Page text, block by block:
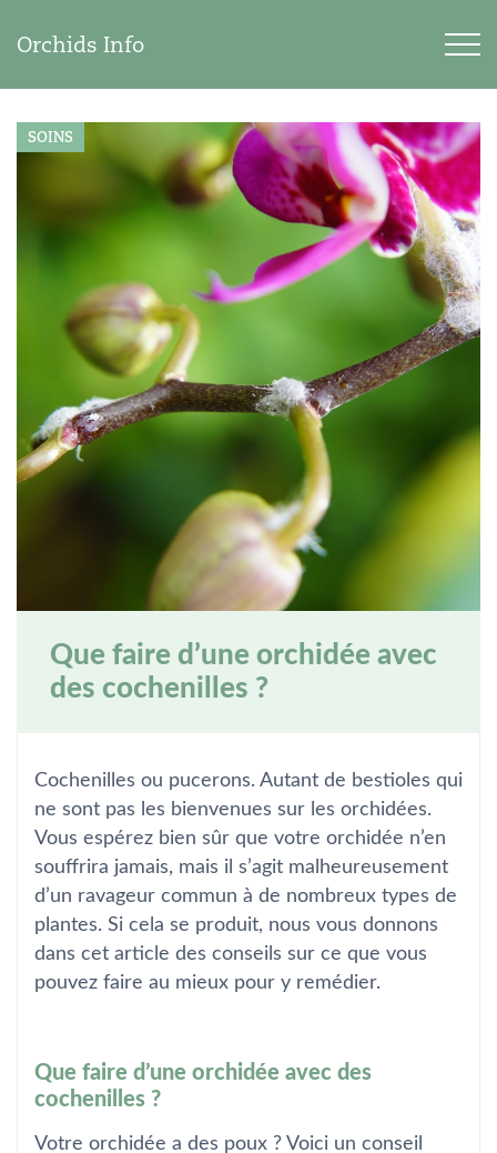
Orchids Info
SOINS
Que faire d’une orchidée avec
des cochenilles ?
Cochenilles ou pucerons. Autant de bestioles qui
ne sont pas les bienvenues sur les orchidées.
Vous espérez bien sûr que votre orchidée n’en
souffrira jamais, mais il s’agit malheureusement
d’un ravageur commun à de nombreux types de
plantes. Si cela se produit, nous vous donnons
dans cet article des conseils sur ce que vous
pouvez faire au mieux pour y remédier.
Que faire d’une orchidée avec des
cochenilles ?
Votre orchidée a des poux ? Voici un conseil